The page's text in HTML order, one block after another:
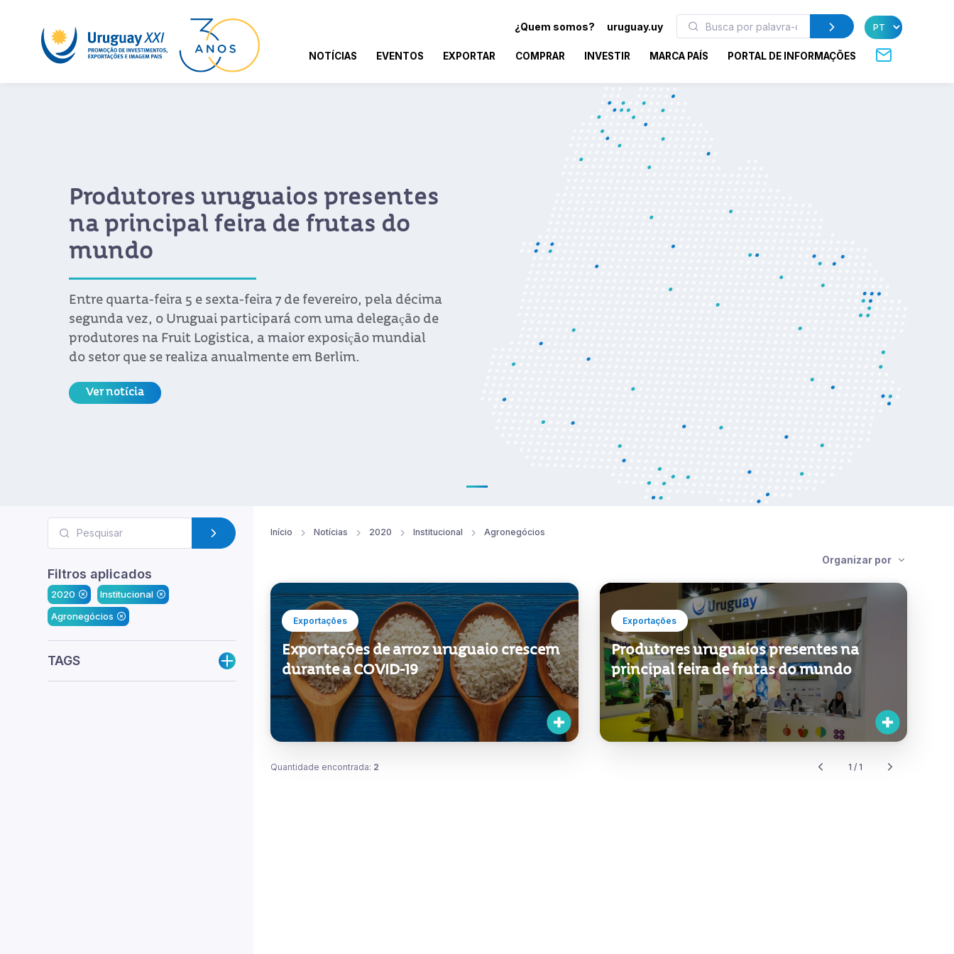
¿Quem somos? uruguay.uy
NOTÍCIAS EVENTOS EXPORTAR COMPRAR INVESTIR MARCA PAÍS PORTAL DE INFORMAÇÕES
Produtores uruguaios presentes
na principal feira de frutas do
mundo
Entre quarta-feira 5 e sexta-feira 7 de fevereiro, pela décima
segunda vez, o Uruguai participará com uma delegação de
produtores na Fruit Logistica, a maior exposição mundial
do setor que se realiza anualmente em Berlim.
Ver notícia
Filtros aplicados
2020
Institucional
Agronegócios
TAGS
Início Notícias 2020 Institucional Agronegócios
Organizar por
Exportações
Exportações de arroz uruguaio crescem
durante a COVID-19
Exportações
Produtores uruguaios presentes na
principal feira de frutas do mundo
Quantidade encontrada: 2 1 / 1